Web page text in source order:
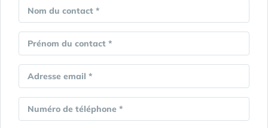
Nom du contact *
Prénom du contact *
Adresse email *
Numéro de téléphone *